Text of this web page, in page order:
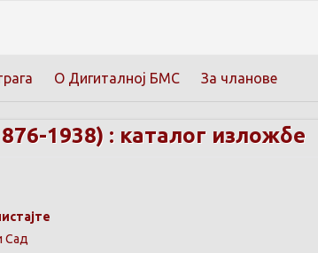
О Дигиталној БМС За чланове
1938) : каталог изложбе
Сад